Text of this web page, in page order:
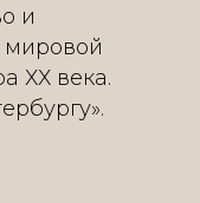
и
мировой
ХХ века.